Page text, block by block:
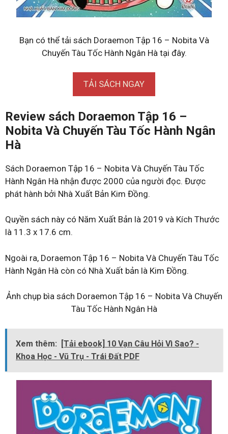
Bạn có thể tải sách Doraemon Tập 16 – Nobita Và
Chuyến Tàu Tốc Hành Ngân Hà tại đây.
TẢI SÁCH NGAY
Review sách Doraemon Tập 16 –
Nobita Và Chuyến Tàu Tốc Hành Ngân
Hà
Sách Doraemon Tập 16 – Nobita Và Chuyến Tàu Tốc
Hành Ngân Hà nhận được 2000 của người đọc. Được
phát hành bởi Nhà Xuất Bản Kim Đồng.
Quyền sách này có Năm Xuất Bản là 2019 và Kích Thước
là 11.3 x 17.6 cm.
Ngoài ra, Doraemon Tập 16 – Nobita Và Chuyến Tàu Tốc
Hành Ngân Hà còn có Nhà Xuất bản là Kim Đồng.
Ảnh chụp bìa sách Doraemon Tập 16 – Nobita Và Chuyến
Tàu Tốc Hành Ngân Hà
Xem thêm:
[Tải ebook] 10 Vạn Câu Hỏi Vì Sao? -
Khoa Học - Vũ Trụ - Trái Đất PDF